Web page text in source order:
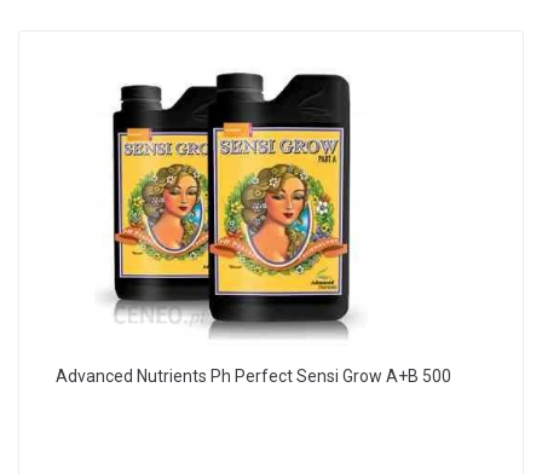
Advanced Nutrients Ph Perfect Sensi Grow A+B 500